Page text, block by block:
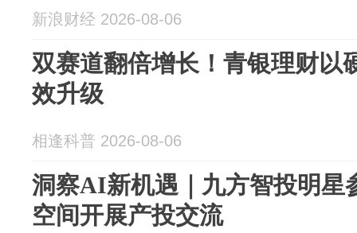
新浪财经 2026-08-06
双赛道翻倍增长！青银理财以
效升级
相逢科普 2026-08-06
洞察AI新机遇｜九方智投明星
空间开展产投交流